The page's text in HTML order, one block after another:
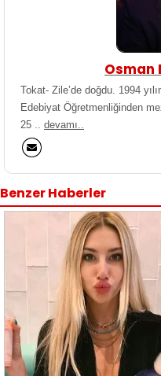
Osman
Tokat- Zile’de doğdu. 1994
Edebiyat Öğretmenliğinden
25 .. devamı..
Benzer Haberler